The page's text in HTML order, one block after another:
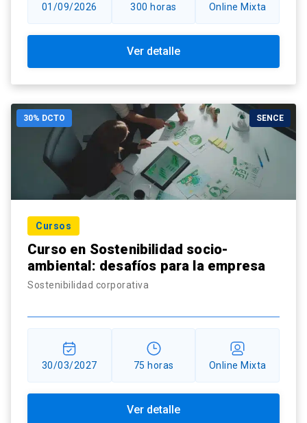
01/09/2026 300 horas Online Mixta
Ver detalle
30% DCTO SENCE
Cursos
Curso en Sostenibilidad socio-
ambiental: desafíos para la empresa
Sostenibilidad corporativa
30/03/2027 75 horas Online Mixta
Ver detalle